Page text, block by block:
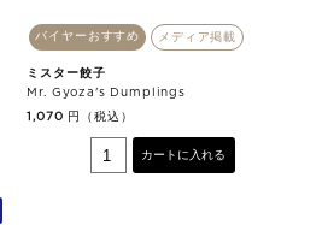
バイヤーおすすめ メディア掲載
ミスター餃子
Mr. Gyoza's Dumplings
1,070 円（税込）
カートに入れる